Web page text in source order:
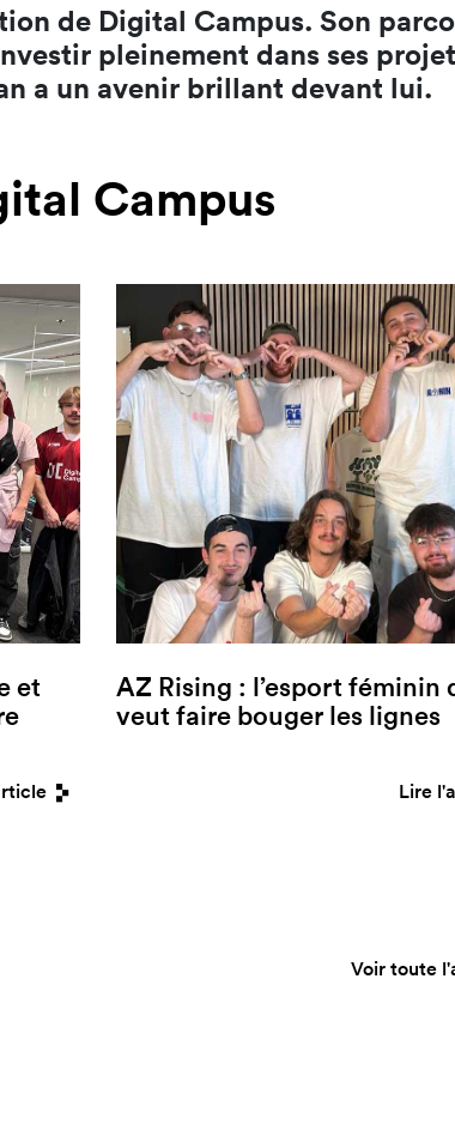
de Digital Campus. Son
pleinement dans ses
a un avenir brillant devant lui.
Campus
et
AZ Rising : l’esport féminin
veut faire bouger les lignes
Lire
Voir toute